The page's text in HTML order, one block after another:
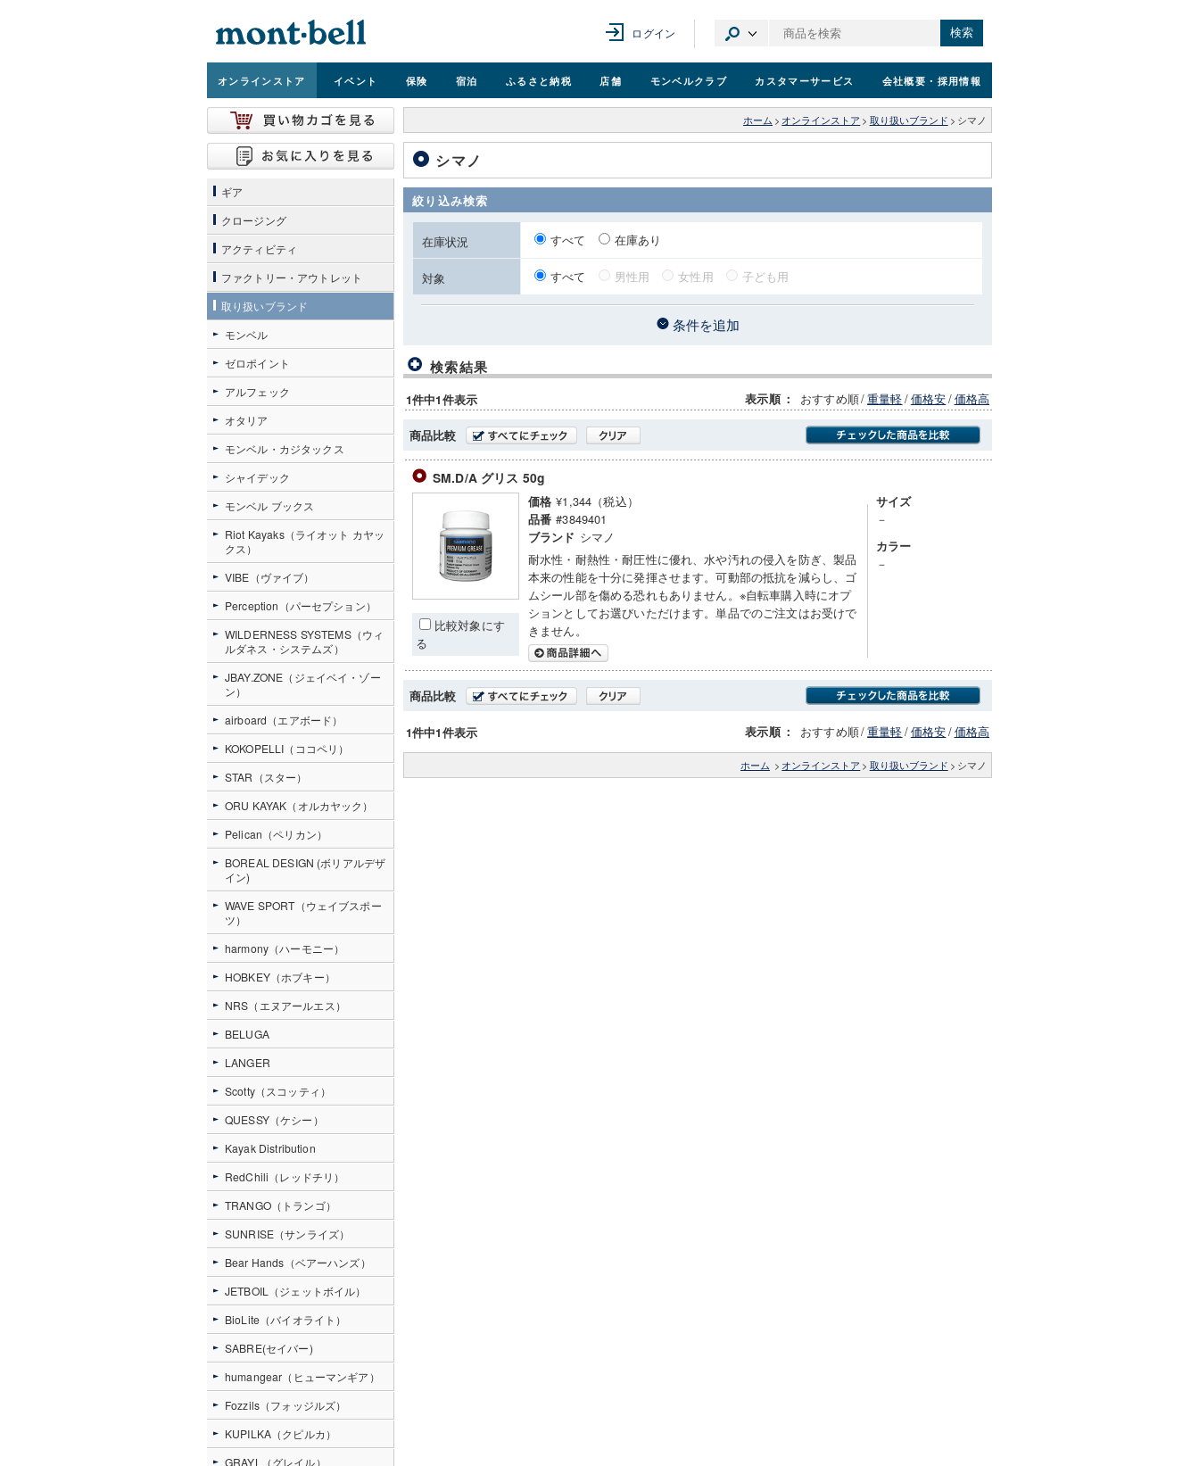
ログイン 検索
オンラインストア イベント 保険 宿泊 ふるさと納税 店舗 モンベルクラブ カスタマーサービス 会社概要 ・採用情報
ホーム > オンラインストア > 取り扱いブランド > シマノ
シマノ
絞り込み検索
在庫状況 すべて 在庫あり
対象 すべて 男性用 女性用 子ども用
条件を追加
検索結果
1件中1件表示 表示順 ： おすすめ順/重量軽/価格安/価格高
商品比較
SM.D/A グリス 50g
比較対象にす
る
価格 ¥1,344（税込）
品番 #3849401
ブランド シマノ
耐水性・耐熱性・耐圧性に優れ、水や汚れの侵入を防ぎ、製品
本来の性能を十分に発揮させます。可動部の抵抗を減らし、ゴ
ムシール部を傷める恐れもありません。※自転車購入時にオプ
ションとしてお選びいただけます。単品でのご注文はお受けで
きません。
サイズ
－
カラー
－
商品比較
1件中1件表示 表示順 ： おすすめ順/重量軽/価格安/価格高
ホーム > オンラインストア > 取り扱いブランド > シマノ
ギア
クロージング
アクティビティ
ファクトリー・アウトレット
取り扱いブランド
モンベル
ゼロポイント
アルフェック
オタリア
モンベル・カジタックス
シャイデック
モンベル ブックス
Riot Kayaks（ライオット カヤッ
クス）
VIBE（ヴァイブ）
Perception（パーセプション）
WILDERNESS SYSTEMS（ウィ
ルダネス・システムズ）
JBAY.ZONE（ジェイベイ・ゾー
ン）
airboard（エアボード）
KOKOPELLI（ココペリ）
STAR（スター）
ORU KAYAK（オルカヤック）
Pelican（ペリカン）
BOREAL DESIGN (ボリアルデザ
イン)
WAVE SPORT（ウェイブスポー
ツ）
harmony（ハーモニー）
HOBKEY（ホブキー）
NRS（エヌアールエス）
BELUGA
LANGER
Scotty（スコッティ）
QUESSY（ケシー）
Kayak Distribution
RedChili（レッドチリ）
TRANGO（トランゴ）
SUNRISE（サンライズ）
Bear Hands（ベアーハンズ）
JETBOIL（ジェットボイル）
BioLite（バイオライト）
SABRE(セイバー)
humangear（ヒューマンギア）
Fozzils（フォッジルズ）
KUPILKA（クピルカ）
GRAYL（グレイル）